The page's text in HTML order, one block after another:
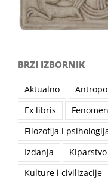
BRZI IZBORNIK
Aktualno
Ex libris
Filozofija i
Izdanja
Kiparstvo
Kulture i civilizacije